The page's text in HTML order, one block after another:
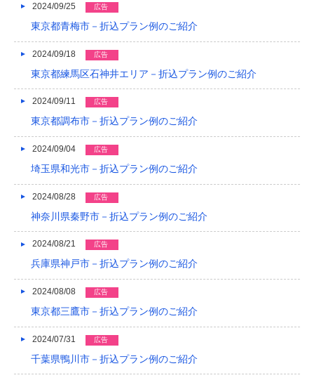
2024/09/25 広告
東京都青梅市－折込プラン例のご紹介
2024/09/18 広告
東京都練馬区石神井エリア－折込プラン例のご紹介
2024/09/11 広告
東京都調布市－折込プラン例のご紹介
2024/09/04 広告
埼玉県和光市－折込プラン例のご紹介
2024/08/28 広告
神奈川県秦野市－折込プラン例のご紹介
2024/08/21 広告
兵庫県神戸市－折込プラン例のご紹介
2024/08/08 広告
東京都三鷹市－折込プラン例のご紹介
2024/07/31 広告
千葉県鴨川市－折込プラン例のご紹介